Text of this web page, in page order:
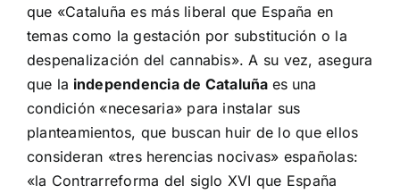
que «Cataluña es más liberal que España en
temas como la gestación por substitución o la
despenalización del cannabis». A su vez, asegura
que la independencia de Cataluña es una
condición «necesaria» para instalar sus
planteamientos, que buscan huir de lo que ellos
consideran «tres herencias nocivas» españolas:
«la Contrarreforma del siglo XVI que España